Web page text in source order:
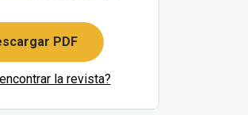
PDF
la revista?